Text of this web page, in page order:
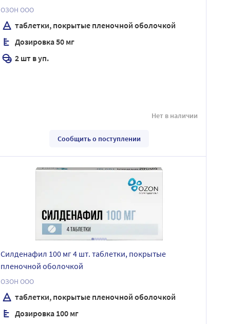
ОЗОН ООО
таблетки, покрытые пленочной оболочкой
Дозировка 50 мг
2 шт в уп.
Нет в наличии
Сообщить о поступлении
Силденафил 100 мг 4 шт. таблетки, покрытые
пленочной оболочкой
ОЗОН ООО
таблетки, покрытые пленочной оболочкой
Дозировка 100 мг